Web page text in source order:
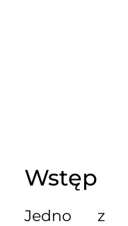
Wstęp
Jedno z